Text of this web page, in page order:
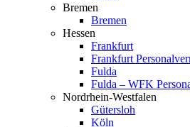
Bremen
Bremen
Hessen
Frankfurt
Frankfurt
Fulda
Fulda – WFK
Nordrhein-Westfalen
Gütersloh
Köln